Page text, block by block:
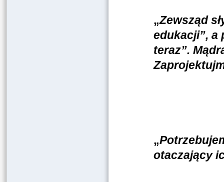
„Zewsząd
edukacji”, a
teraz”.
„
otaczający